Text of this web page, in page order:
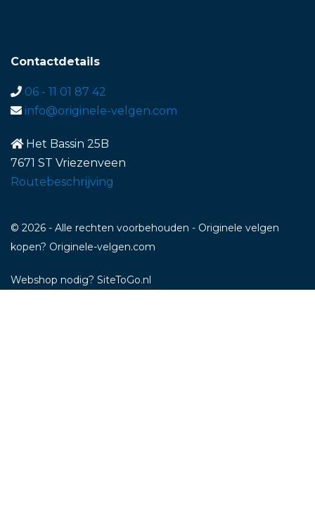
Contactdetails
06 - 11 01 87 42
info@originele-velgen.com
Het Bassin 25B
7671 ST Vriezenveen
Routebeschrijving
© 2026 - Alle rechten voorbehouden - Originele velgen
kopen? Originele-velgen.com
Webshop nodig? SiteToGo.nl